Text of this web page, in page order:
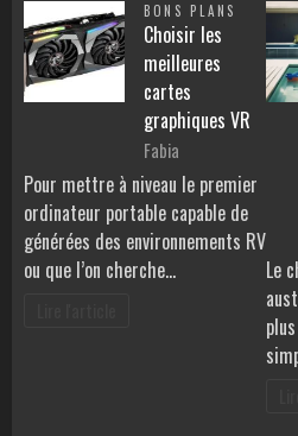
BONS PLANS
Choisir les
meilleures
cartes
graphiques VR
Fabia
Pour mettre à niveau le premier
ordinateur portable capable de
générées des environnements RV
ou que l’on cherche…
Le